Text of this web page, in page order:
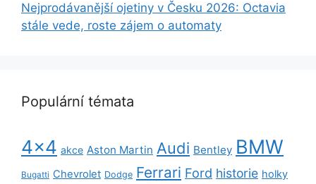
Nejprodávanější ojetiny v Česku 2026: Octavia
stále vede, roste zájem o automaty
Populární témata
4x4 akce Aston Martin Audi Bentley BMW
Bugatti Chevrolet Dodge Ferrari Ford historie holky